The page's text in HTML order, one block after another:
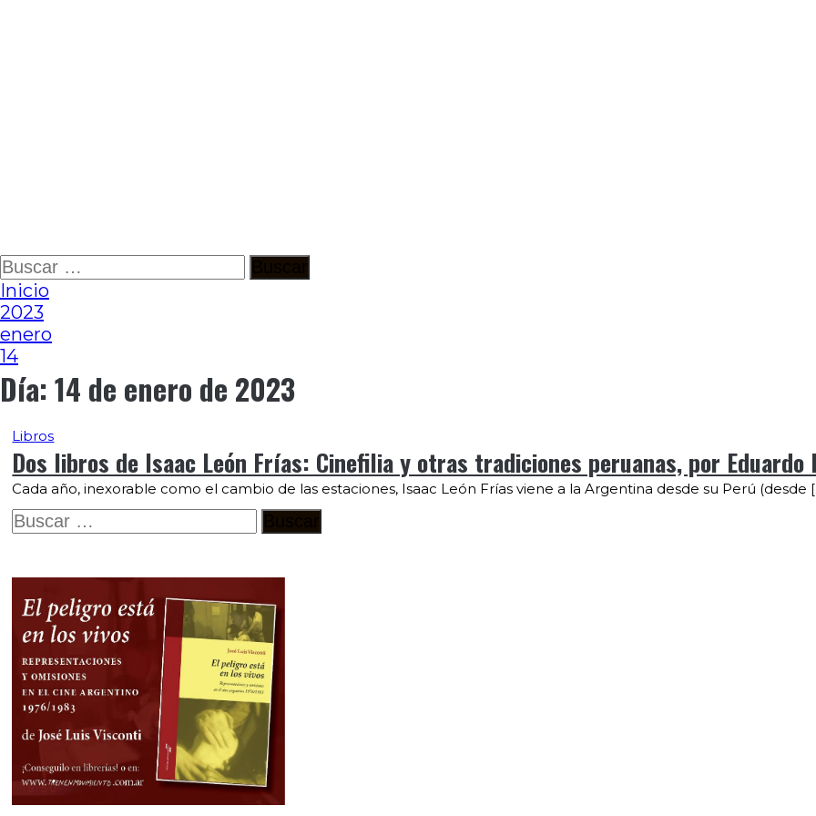
Ir
al
contenido
Buscar:
Inicio
2023
enero
14
Día:14 de enero de 2023
Libros
Dos libros de Isaac León Frías: Cinefilia y otras tradiciones peruanas, por Eduardo
Cada año, inexorable como el cambio de las estaciones, Isaac León Frías viene a la Argentina desde su Perú (desde
Buscar: